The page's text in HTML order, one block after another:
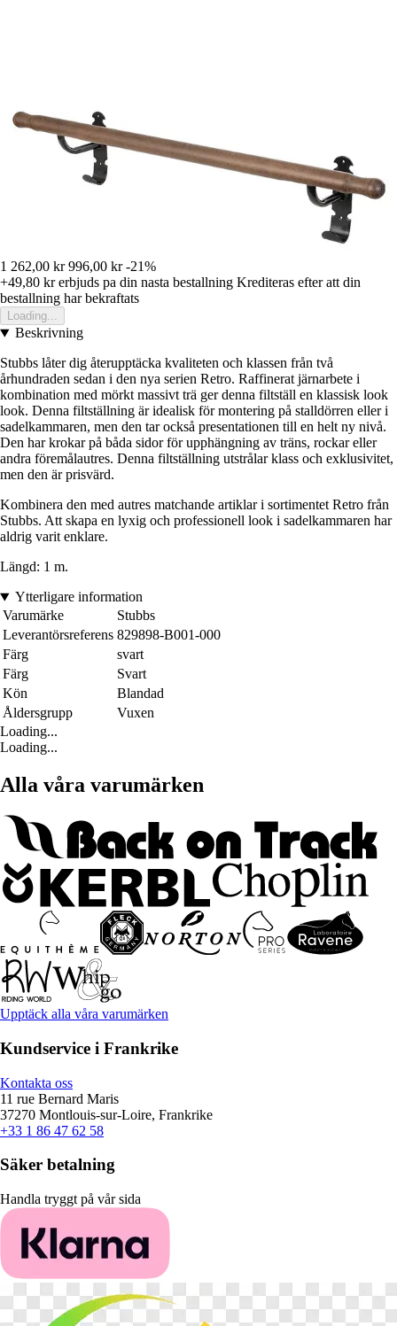
1 262,00 kr 996,00 kr -21%
+49,80 krerbjuds pa din nasta bestallning Krediteras efter att din
bestallning har bekraftats
Loading...
Beskrivning
Stubbs låter dig återupptäcka kvaliteten och klassen från två
århundraden sedan i den nya serien Retro. Raffinerat järnarbete i
kombination med mörkt massivt trä ger denna filtställ en klassisk look
look. Denna filtställning är idealisk för montering på stalldörren eller i
sadelkammaren, men den tar också presentationen till en helt ny nivå.
Den har krokar på båda sidor för upphängning av träns, rockar eller
andra föremålautres. Denna filtställning utstrålar klass och exklusivitet,
men den är prisvärd.
Kombinera den med autres matchande artiklar i sortimentet Retro från
Stubbs. Att skapa en lyxig och professionell look i sadelkammaren har
aldrig varit enklare.
Längd: 1 m.
Ytterligare information
Varumärke
Stubbs
Leverantörsreferens 829898-B001-000
Färg
svart
Färg
Svart
Kön
Blandad
Åldersgrupp
Vuxen
Loading...
Loading...
Alla våra varumärken
Upptäck alla våra varumärken
Kundservice i Frankrike
Kontakta oss
11 rue Bernard Maris
37270 Montlouis-sur-Loire, Frankrike
+33 1 86 47 62 58
Säker betalning
Handla tryggt på vår sida